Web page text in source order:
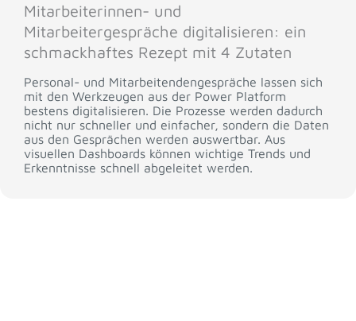
Mitarbeiterinnen- und
Mitarbeitergespräche digitalisieren: ein
schmackhaftes Rezept mit 4 Zutaten
Personal- und Mitarbeitendengespräche lassen sich
mit den Werkzeugen aus der Power Platform
bestens digitalisieren. Die Prozesse werden dadurch
nicht nur schneller und einfacher, sondern die Daten
aus den Gesprächen werden auswertbar. Aus
visuellen Dashboards können wichtige Trends und
Erkenntnisse schnell abgeleitet werden.